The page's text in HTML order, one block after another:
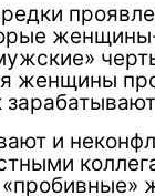
женщины
и